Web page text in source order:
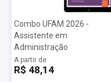
Combo UFAM 2026 -
Assistente em
Administração
A partir de
R$ 48,14